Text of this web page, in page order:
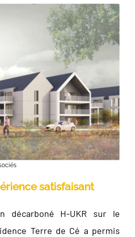
satisfaisant
décarboné H-UKR sur le
Terre de Cé a permis